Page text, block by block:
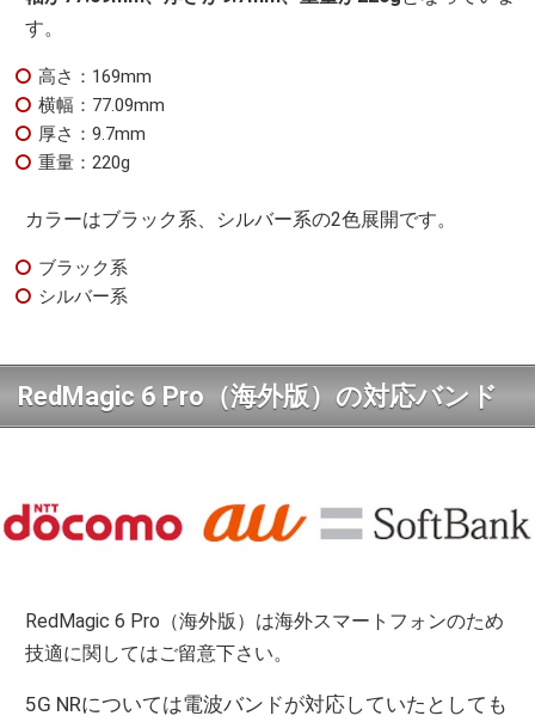
す。
高さ：169mm
横幅：77.09mm
厚さ：9.7mm
重量：220g
カラーはブラック系、シルバー系の2色展開です。
ブラック系
シルバー系
RedMagic 6 Pro（海外版）の対応バンド
RedMagic 6 Pro（海外版）は海外スマートフォンのため
技適に関してはご留意下さい。
5G NRについては電波バンドが対応していたとしても